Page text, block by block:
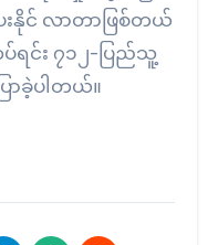
နိုင် လာတာဖြစ်တယ်
င်း ၇၁၂-ပြည်သူ့
ောခဲ့ပါတယ်။